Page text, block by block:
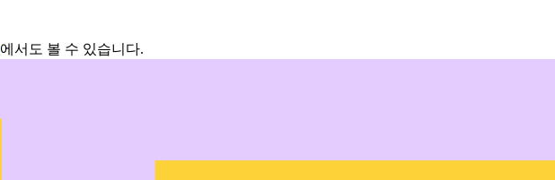
에서도 볼 수 있습니다.